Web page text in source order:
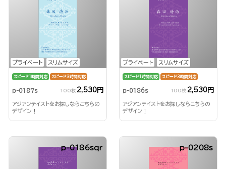
プライベート スリムサイズ
スピード1時間対応 スピード3時間対応
p-0187s 100枚 2,530円
アジアンテイストをお探しならこちらの
デザイン！
プライベート スリムサイズ
スピード1時間対応 スピード3時間対応
p-0186s 100枚 2,530円
アジアンテイストをお探しならこちらの
デザイン！
p-0186sqr p-0208s